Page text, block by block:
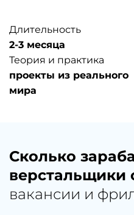
Возможностям курса
Длительность
2-3 месяца
Теория и практика
проекты из реального
мира
Сколько
верстальщики
вакансии и